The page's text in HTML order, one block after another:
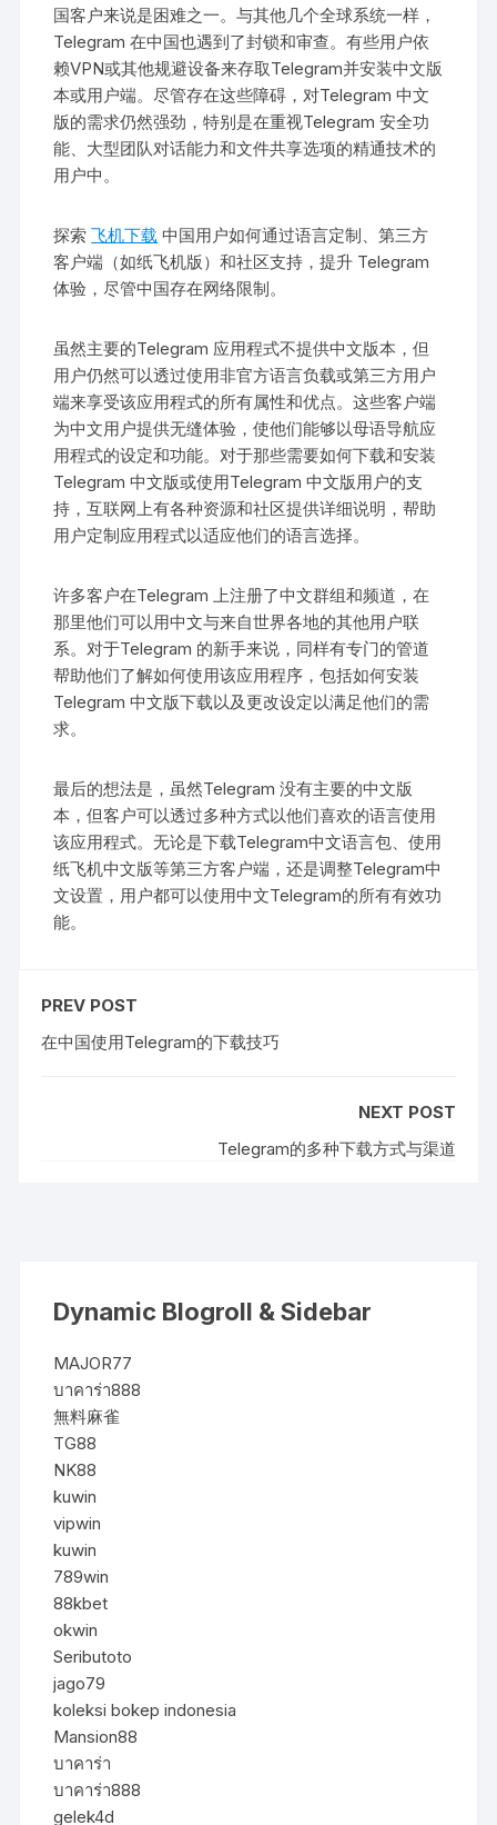
国客户来说是困难之一。与其他几个全球系统一样，
Telegram 在中国也遇到了封锁和审查。有些用户依
赖VPN或其他规避设备来存取Telegram并安装中文版
本或用户端。尽管存在这些障碍，对Telegram 中文
版的需求仍然强劲，特别是在重视Telegram 安全功
能、大型团队对话能力和文件共享选项的精通技术的
用户中。
探索飞机下载 中国用户如何通过语言定制、第三方
客户端（如纸飞机版）和社区支持，提升 Telegram
体验，尽管中国存在网络限制。
虽然主要的Telegram 应用程式不提供中文版本，但
用户仍然可以透过使用非官方语言负载或第三方用户
端来享受该应用程式的所有属性和优点。这些客户端
为中文用户提供无缝体验，使他们能够以母语导航应
用程式的设定和功能。对于那些需要如何下载和安装
Telegram 中文版或使用Telegram 中文版用户的支
持，互联网上有各种资源和社区提供详细说明，帮助
用户定制应用程式以适应他们的语言选择。
许多客户在Telegram 上注册了中文群组和频道，在
那里他们可以用中文与来自世界各地的其他用户联
系。对于Telegram 的新手来说，同样有专门的管道
帮助他们了解如何使用该应用程序，包括如何安装
Telegram 中文版下载以及更改设定以满足他们的需
求。
最后的想法是，虽然Telegram 没有主要的中文版
本，但客户可以透过多种方式以他们喜欢的语言使用
该应用程式。无论是下载Telegram中文语言包、使用
纸飞机中文版等第三方客户端，还是调整Telegram中
文设置，用户都可以使用中文Telegram的所有有效功
能。
PREV POST
在中国使用Telegram的下载技巧
NEXT POST
Telegram的多种下载方式与渠道
Dynamic Blogroll & Sidebar
MAJOR77
บาคาร่า888
無料麻雀
TG88
NK88
kuwin
vipwin
kuwin
789win
88kbet
okwin
Seributoto
jago79
koleksi bokep indonesia
Mansion88
บาคาร่า
บาคาร่า888
gelek4d